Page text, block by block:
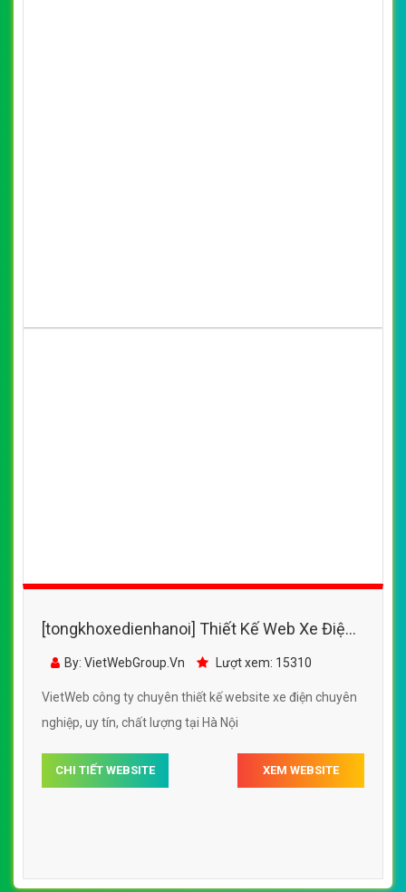
[tongkhoxedienhanoi] Thiết Kế Web Xe Điện
Bảo Tín đẹp, chuyên nghiệp chuẩn SEO
By: VietWebGroup.Vn Lượt xem: 15310
VietWeb công ty chuyên thiết kế website xe điện chuyên
nghiệp, uy tín, chất lượng tại Hà Nội
CHI TIẾT WEBSITE XEM WEBSITE